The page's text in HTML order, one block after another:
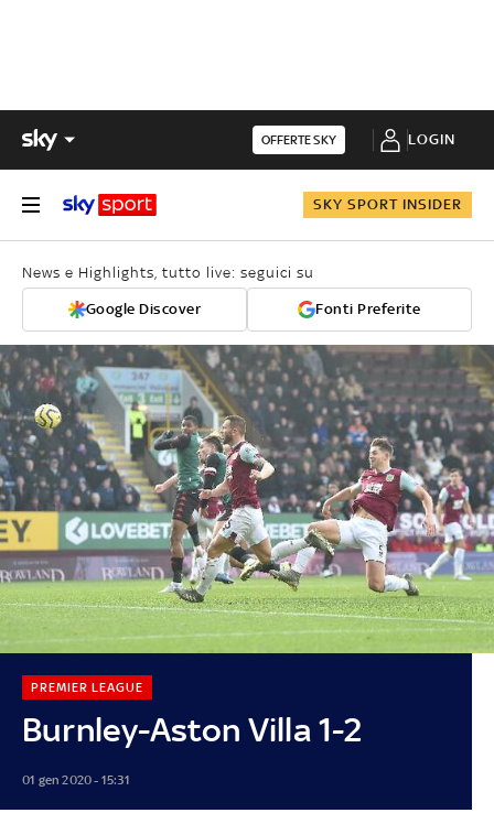
OFFERTE SKY LOGIN
SKY SPORT INSIDER
News e Highlights, tutto live: seguici su
Google Discover Fonti Preferite
Burnley-Aston Villa 1-2
PREMIER LEAGUE
01 gen 2020 - 15:31